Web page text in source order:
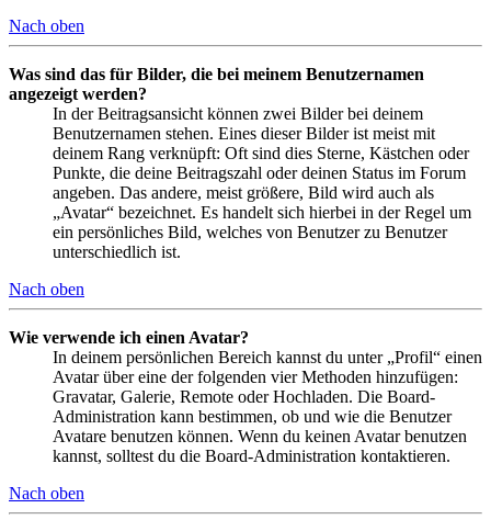
Nach oben
Was sind das für Bilder, die bei meinem Benutzernamen
angezeigt werden?
In der Beitragsansicht können zwei Bilder bei deinem
Benutzernamen stehen. Eines dieser Bilder ist meist mit
deinem Rang verknüpft: Oft sind dies Sterne, Kästchen oder
Punkte, die deine Beitragszahl oder deinen Status im Forum
angeben. Das andere, meist größere, Bild wird auch als
„Avatar“ bezeichnet. Es handelt sich hierbei in der Regel um
ein persönliches Bild, welches von Benutzer zu Benutzer
unterschiedlich ist.
Nach oben
Wie verwende ich einen Avatar?
In deinem persönlichen Bereich kannst du unter „Profil“ einen
Avatar über eine der folgenden vier Methoden hinzufügen:
Gravatar, Galerie, Remote oder Hochladen. Die Board-
Administration kann bestimmen, ob und wie die Benutzer
Avatare benutzen können. Wenn du keinen Avatar benutzen
kannst, solltest du die Board-Administration kontaktieren.
Nach oben